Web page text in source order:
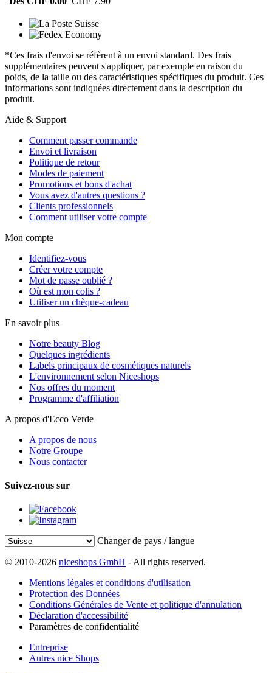
*Ces frais d'envoi se réfèrent à un envoi standard. Des frais
supplémentaires peuvent s'appliquer, par exemple en raison du
poids, de la taille ou des caractéristiques spécifiques du produit. Ces
informations sont indiquées directement dans la description du
produit.
Aide & Support
Comment passer commande
Envoi et livraison
Politique de retour
Modes de paiement
Promotions et bons d'achat
Vous avez d'autres questions ?
Clients professionnels
Comment utiliser votre compte
Mon compte
Identifiez-vous
Créer votre compte
Mot de passe oublié ?
Où est mon colis ?
Utiliser un chèque-cadeau
En savoir plus
Notre beauty Blog
Quelques ingrédients
Labels principaux de cosmétiques naturels
L'environnement selon Niceshops
Nos offres du moment
Programme d'affiliation
A propos d'Ecco Verde
A propos de nous
Notre Groupe
Nous contacter
Suivez-nous sur
Changer de pays / langue
© 2010-2026 niceshops GmbH - All rights reserved.
Mentions légales et conditions d'utilisation
Protection des Données
Conditions Générales de Vente et politique d'annulation
Déclaration d'accessibilité
Paramètres de confidentialité
Entreprise
Autres nice Shops